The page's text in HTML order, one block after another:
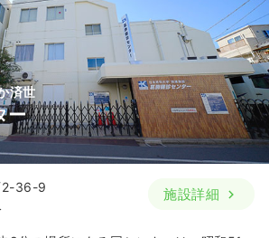
月給38万円以上可
る 詳細を見る
看護師 クリニック
一時募集休止
万円 /月
済世
ー
2-36-9
施設詳細